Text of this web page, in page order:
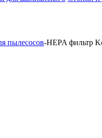
пылесосов-HEPA фильтр